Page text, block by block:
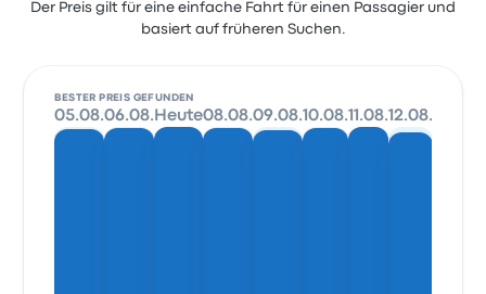
Der Preis gilt für eine einfache Fahrt für einen Passagier und
basiert auf früheren Suchen.
BESTER PREIS GEFUNDEN
05.08.06.08. Heute08.08.09.08.10.08.11.08.12.08.